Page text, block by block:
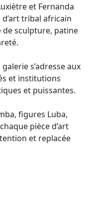
et Fernanda
tribal africain
sculpture, patine
s’adresse aux
et institutions
et puissantes.
figures Luba,
pièce d’art
et replacée